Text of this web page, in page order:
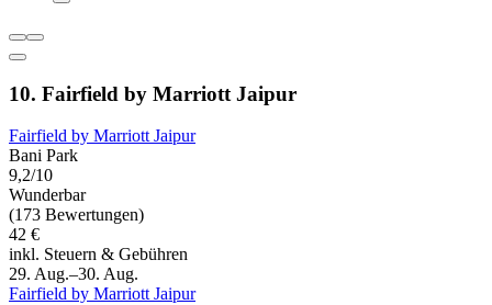
10. Fairfield by Marriott Jaipur
Fairfield by Marriott Jaipur
Bani Park
9,2/10
Wunderbar
(173 Bewertungen)
42 €
inkl. Steuern & Gebühren
29. Aug.–30. Aug.
Fairfield by Marriott Jaipur